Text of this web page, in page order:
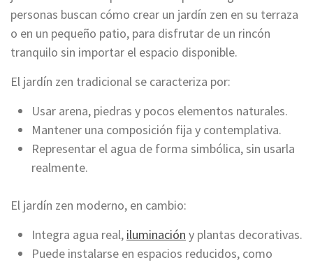
personas buscan cómo crear un jardín zen en su terraza
o en un pequeño patio, para disfrutar de un rincón
tranquilo sin importar el espacio disponible.
El jardín zen tradicional se caracteriza por:
Usar arena, piedras y pocos elementos naturales.
Mantener una composición fija y contemplativa.
Representar el agua de forma simbólica, sin usarla
realmente.
El jardín zen moderno, en cambio:
Integra agua real, iluminación y plantas decorativas.
Puede instalarse en espacios reducidos, como